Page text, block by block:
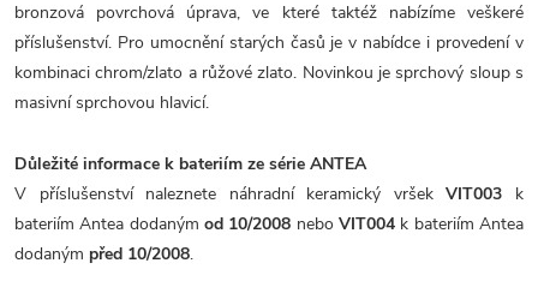
bronzová povrchová úprava, ve které taktéž nabízíme veškeré
příslušenství. Pro umocnění starých časů je v nabídce i provedení v
kombinaci chrom/zlato a růžové zlato. Novinkou je sprchový sloup s
masivní sprchovou hlavicí.
Důležité informace k bateriím ze série ANTEA
V příslušenství naleznete náhradní keramický vršekVIT003 k
bateriím Antea dodaným od 10/2008 neboVIT004 k bateriím Antea
dodaným před 10/2008.